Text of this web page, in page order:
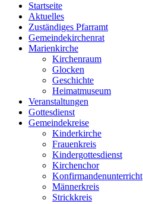
Startseite
Aktuelles
Zuständiges Pfarramt
Gemeindekirchenrat
Marienkirche
Kirchenraum
Glocken
Geschichte
Heimatmuseum
Veranstaltungen
Gottesdienst
Gemeindekreise
Kinderkirche
Frauenkreis
Kindergottesdienst
Kirchenchor
Konfirmandenunterricht
Männerkreis
Strickkreis